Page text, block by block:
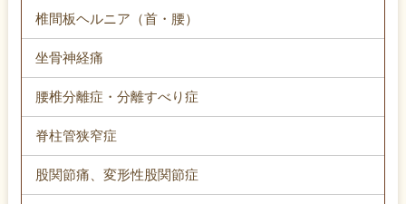
椎間板ヘルニア（首・腰）
坐骨神経痛
腰椎分離症・分離すべり症
脊柱管狭窄症
股関節痛、変形性股関節症